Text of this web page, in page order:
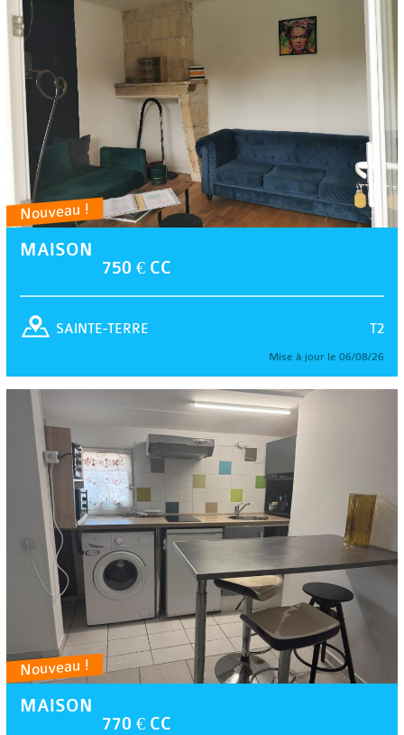
Nouveau !
MAISON
750 € CC
T2
SAINTE-TERRE
Mise à jour le 06/08/26
Nouveau !
MAISON
770 € CC